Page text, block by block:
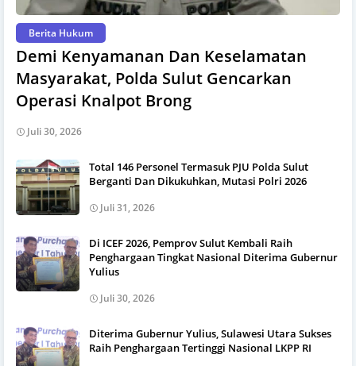
Berita Hukum
Demi Kenyamanan Dan Keselamatan
Masyarakat, Polda Sulut Gencarkan
Operasi Knalpot Brong
Juli 30, 2026
Total 146 Personel Termasuk PJU Polda Sulut
Berganti Dan Dikukuhkan, Mutasi Polri 2026
Juli 31, 2026
Di ICEF 2026, Pemprov Sulut Kembali Raih
Penghargaan Tingkat Nasional Diterima Gubernur
Yulius
Juli 30, 2026
Diterima Gubernur Yulius, Sulawesi Utara Sukses
Raih Penghargaan Tertinggi Nasional LKPP RI